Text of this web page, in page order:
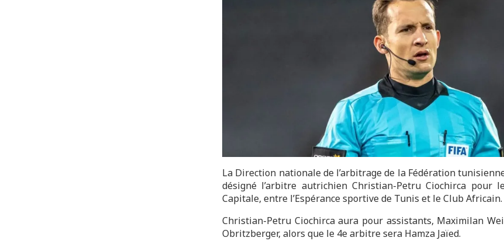
La Direction nationale de l’arbitrage de la Fédération
désigné l’arbitre autrichien Christian-Petru Ciochirca pour
Capitale, entre l’Espérance sportive de Tunis et le Club Africain.
Christian-Petru Ciochirca aura pour assistants, Maximilan
Obritzberger, alors que le 4e arbitre sera Hamza Jaïed.